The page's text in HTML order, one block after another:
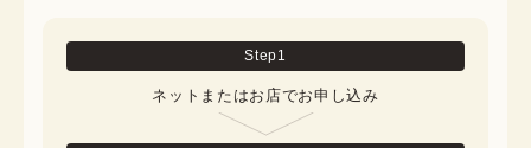
Step1
ネットまたはお店でお申し込み